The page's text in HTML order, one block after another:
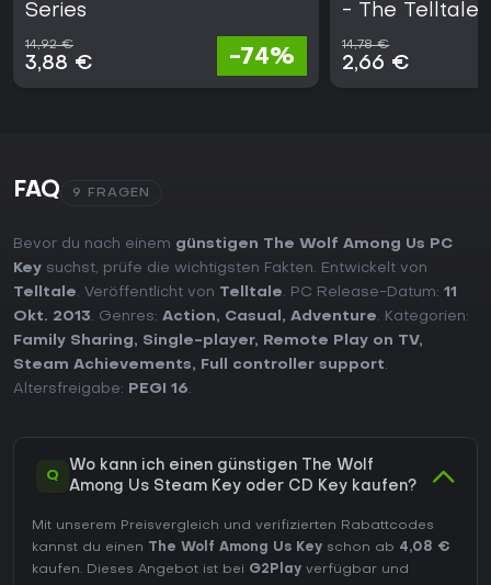
Series
14,92 €
3,88 € -74%
- The Telltale
14,78 €
2,66 €
FAQ 9 FRAGEN
Bevor du nach einem günstigen The Wolf Among Us PC
Key suchst, prüfe die wichtigsten Fakten. Entwickelt von
Telltale. Veröffentlicht von Telltale. PC Release-Datum: 11
Okt. 2013. Genres: Action, Casual , Adventure. Kategorien:
Family Sharing, Single-player, Remote Play on TV,
Steam Achievements, Full controller support.
Altersfreigabe:
PEGI 16.
Q
Wo kann ich einen günstigen The Wolf
Among Us Steam Key oder CD Key kaufen?
Mit unserem Preisvergleich und verifizierten Rabattcodes
kannst du einen The Wolf Among Us Key schon ab 4,08 €
kaufen. Dieses Angebot ist bei G2Play verfügbar und